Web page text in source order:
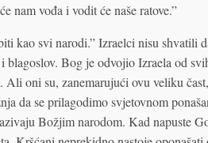
nam vođa i vodit će naše ratove.”
kao svi narodi.” Izraelci nisu shvatili
i blagoslov. Bog je odvojio Izraela od
Ali oni su, zanemarujući ovu veliku
da se prilagodimo svjetovnom
Božjim narodom. Kad napuste